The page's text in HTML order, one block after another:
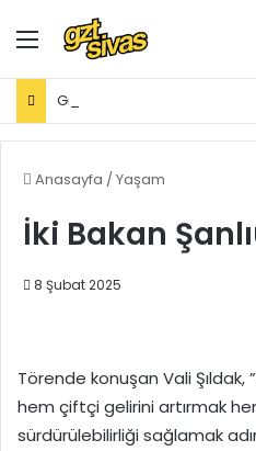
Menü
Gıda işletmelerine karekod
Anasayfa / Yaşam
İki Bakan
8 Şubat 2025
Törende konuşan Vali Şıldak,
hem çiftçi gelirini artırmak
sürdürülebilirliği sağlamak